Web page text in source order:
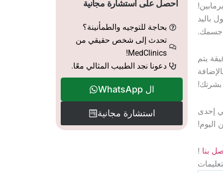
باليد
جسمك.
يتم
إحدى
اليوم!
بنا !
احصل على استشارة مجانية
بحاجة للتوجيه والطمأنينة؟
تحدث إلى شخص حقيقي من
MedClinics!
دعونا نجد الطبيب المثالي معًا.
ال WhatsApp
استشارة مجانية